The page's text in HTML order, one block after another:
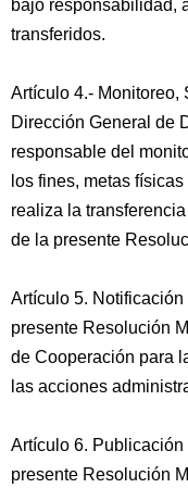
bajo responsabilidad,
transferidos.
Artículo 4.- Monitoreo,
Dirección General de
responsable del
los fines, metas
realiza la
de la presente
Artículo 5.
presente Resolución
de Cooperación para
las acciones
Artículo 6.
presente Resolución